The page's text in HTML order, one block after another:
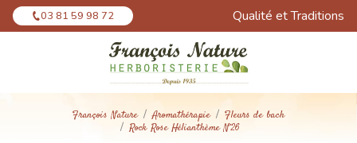
03 81 59 98 72 Qualité et Traditions
François Nature Aromathérapie
Fleurs de bach
Rock Rose Hélianthème N°26
Panneau de gestion des cookies